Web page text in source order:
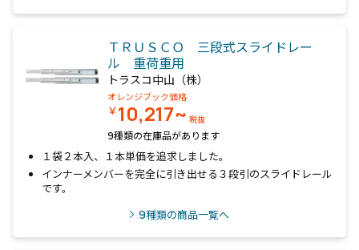
ＴＲＵＳＣＯ 三段式スライドレー
ル 重荷重用
トラスコ中山（株）
オレンジブック価格
￥10,217~ 税抜
9種類の在庫品があります
１袋２本入、１本単価を追求しました。
インナーメンバーを完全に引き出せる３段引のスライドレール
です。
9種類の商品一覧へ